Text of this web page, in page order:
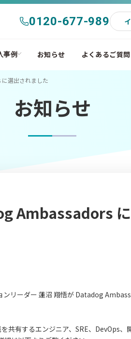
0120-677-989
事例 お知らせ よくあるご質問
選出されました
お知らせ
Ambassadors
ンリーダー 蓮沼 翔悟が Datadog
有するエンジニア、SRE、DevOps、